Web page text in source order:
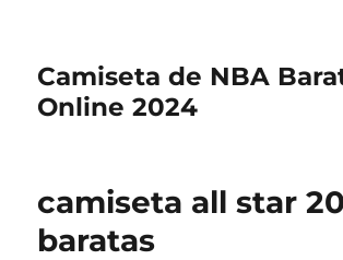
Camiseta de NBA
Online 2024
camiseta all star
baratas